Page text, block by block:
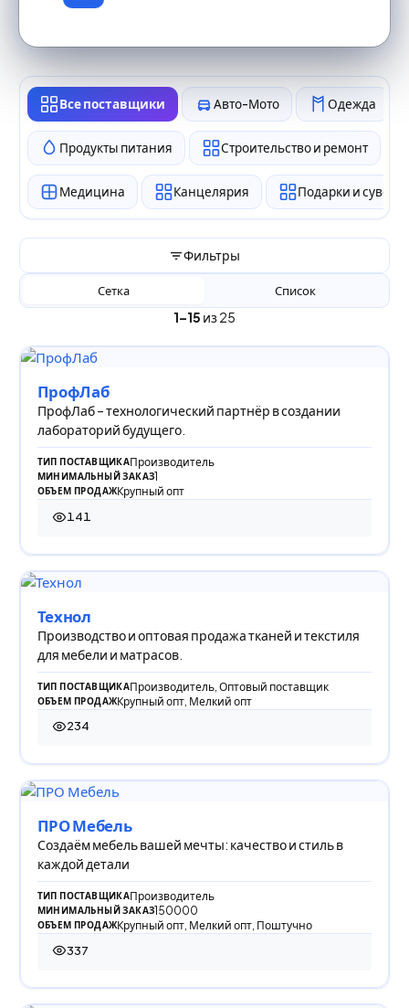
Все поставщики Авто-Мото Одежда
Продукты питания Строительство и ремонт
Медицина Канцелярия Подарки и
Фильтры
1–15 из 25
Сетка Список
ПрофЛаб
ПрофЛаб – технологический партнёр в создании
лабораторий будущего.
ТИП ПОСТАВЩИКАПроизводитель
МИНИМАЛЬНЫЙ ЗАКАЗ1
ОБЪЕМ ПРОДАЖКрупный опт
141
141 просмотр
Технол
Производство и оптовая продажа тканей и текстиля
для мебели и матрасов.
ТИП ПОСТАВЩИКАПроизводитель, Оптовый поставщик
ОБЪЕМ ПРОДАЖКрупный опт, Мелкий опт
234
234 просмотра
ПРО Мебель
Создаём мебель вашей мечты: качество и стиль в
каждой детали
ТИП ПОСТАВЩИКАПроизводитель
МИНИМАЛЬНЫЙ ЗАКАЗ150000
ОБЪЕМ ПРОДАЖКрупный опт, Мелкий опт, Поштучно
337
337 просмотров